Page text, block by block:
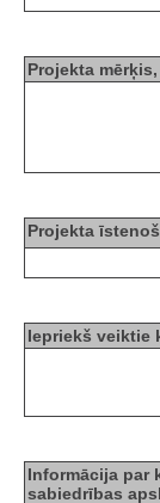
Projekta
Projekta
Iepriekš veiktie
Informācija par
sabiedrības